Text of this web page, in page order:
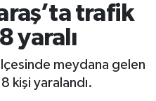
trafik
yaralı
meydana gelen
kişi yaralandı.
Yoğunluk Haritası
ve Fikstür